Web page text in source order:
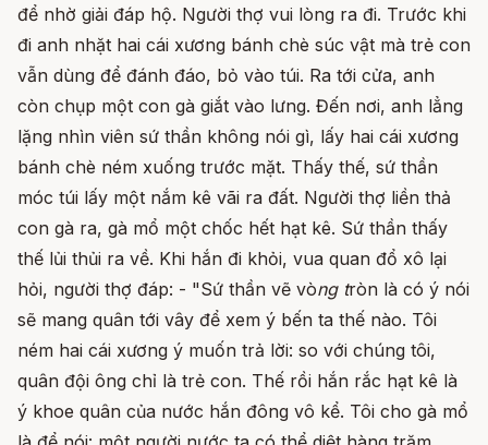
để nhờ giải đáp hộ. Người thợ vui lòng ra đi. Trước khi
đi anh nhặt hai cái xương bánh chè súc vật mà trẻ con
vẫn dùng để đánh đáo, bỏ vào túi. Ra tới cửa, anh
còn chụp một con gà giắt vào lưng. Đến nơi, anh lẳng
lặng nhìn viên sứ thần không nói gì, lấy hai cái xương
bánh chè ném xuống trước mặt. Thấy thế, sứ thần
móc túi lấy một nắm kê vãi ra đất. Người thợ liền thả
con gà ra, gà mổ một chốc hết hạt kê. Sứ thần thấy
thế lủi thủi ra về. Khi hắn đi khỏi, vua quan đổ xô lại
hỏi, người thợ đáp: - "Sứ thần vẽ vòng tròn là có ý nói
sẽ mang quân tới vây để xem ý bến ta thế nào. Tôi
ném hai cái xương ý muốn trả lời: so với chúng tôi,
quân đội ông chỉ là trẻ con. Thế rồi hắn rắc hạt kê là
ý khoe quân của nước hắn đông vô kể. Tôi cho gà mổ